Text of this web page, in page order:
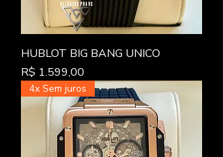
HUBLOT BIG BANG UNICO
Preço
R$ 1.599,00
4x Sem juros